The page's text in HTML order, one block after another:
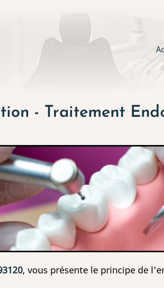
- Traitement
, vous présente le principe de